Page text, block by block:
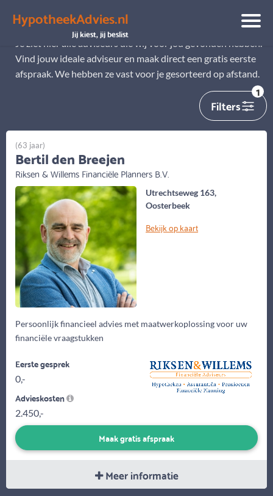
HypotheekAdvies.nl
Jij kiest, jij beslist
Alle adviseurs
Je ziet hier alle adviseurs die wij voor jou gevonden hebben.
Vind jouw ideale adviseur en maak direct een gratis eerste
afspraak. We hebben ze vast voor je gesorteerd op afstand.
Filters
1
Utrechtseweg 163,
Oosterbeek
Bekijk op kaart
Persoonlijk financieel advies met maatwerkoplossing voor uw
financiële vraagstukken
(63 jaar)
Bertil den Breejen
Riksen & Willems Financiële Planners B.V.
Eerste gesprek
0,-
Advieskosten
2.450,-
Maak gratis afspraak
Meer informatie